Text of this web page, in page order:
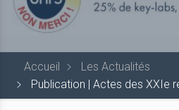
Accueil
Les Actualités
Publication | Actes des XXIe